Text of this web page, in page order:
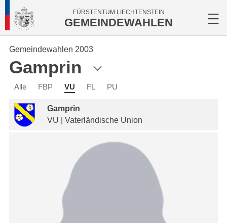
FÜRSTENTUM LIECHTENSTEIN
GEMEINDEWAHLEN
Gemeindewahlen 2003
Gamprin
Alle FBP VU FL PU
Gamprin
VU | Vaterländische Union